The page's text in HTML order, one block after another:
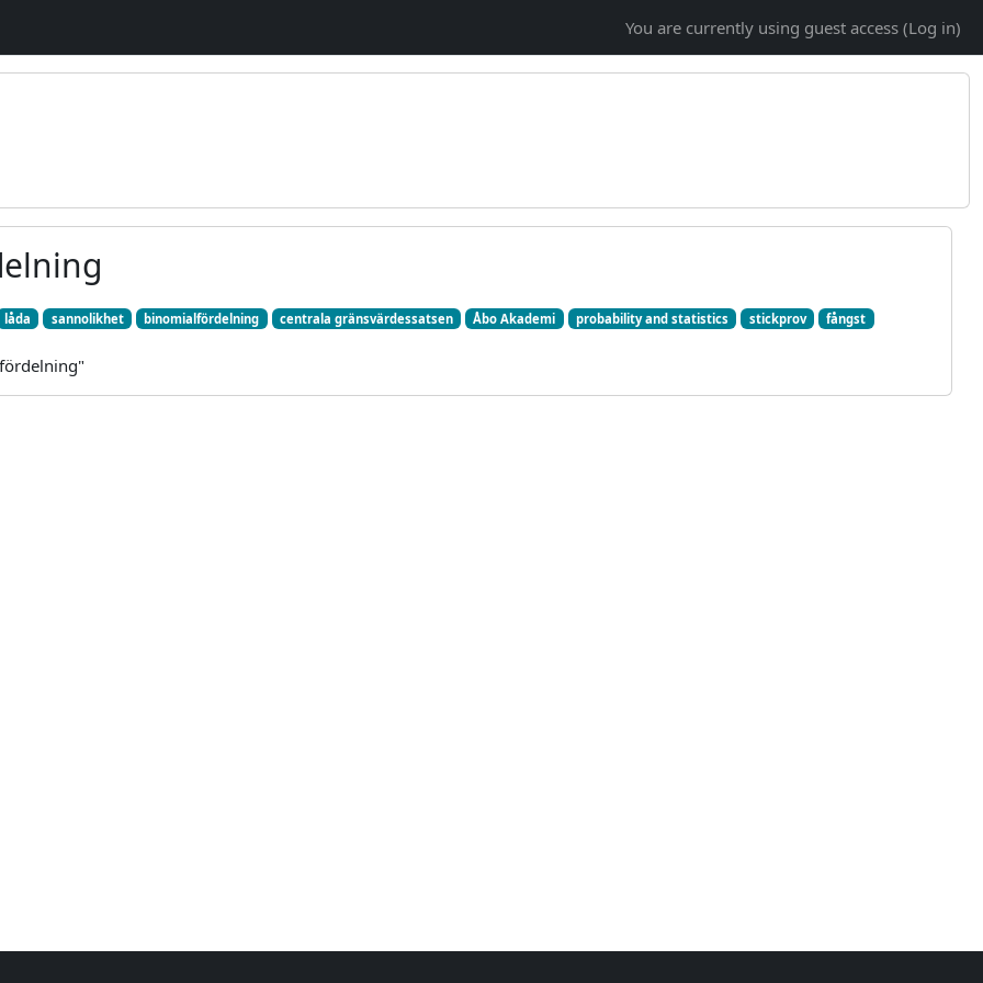
You are currently using guest access (Log in)
låda sannolikhet binomialfördelning centrala gränsvärdessatsen Åbo Akademi probability and statistics stickprov
fångst